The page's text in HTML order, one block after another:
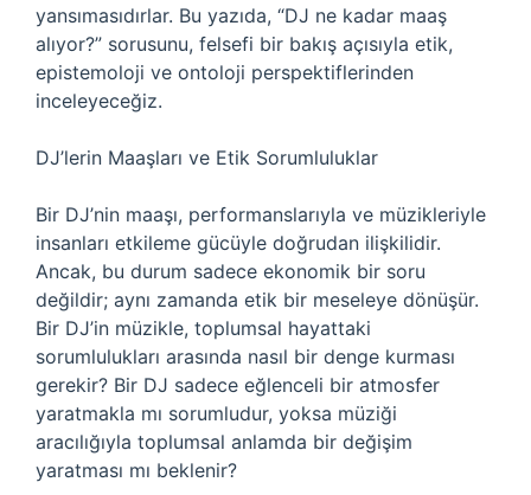
yansımasıdırlar. Bu yazıda, “DJ ne kadar maaş
alıyor?” sorusunu, felsefi bir bakış açısıyla etik,
epistemoloji ve ontoloji perspektiflerinden
inceleyeceğiz.
DJ’lerin Maaşları ve Etik Sorumluluklar
Bir DJ’nin maaşı, performanslarıyla ve müzikleriyle
insanları etkileme gücüyle doğrudan ilişkilidir.
Ancak, bu durum sadece ekonomik bir soru
değildir; aynı zamanda etik bir meseleye dönüşür.
Bir DJ’in müzikle, toplumsal hayattaki
sorumlulukları arasında nasıl bir denge kurması
gerekir? Bir DJ sadece eğlenceli bir atmosfer
yaratmakla mı sorumludur, yoksa müziği
aracılığıyla toplumsal anlamda bir değişim
yaratması mı beklenir?